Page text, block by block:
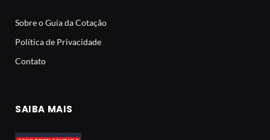
Sobre o Guia da Cotação
Política de Privacidade
Contato
SAIBA MAIS